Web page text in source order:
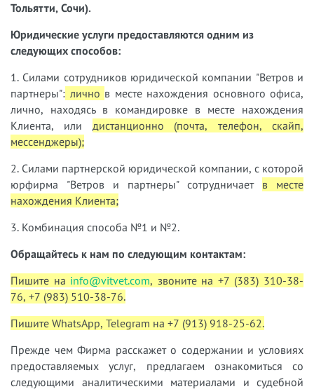
Тольятти, Сочи).
Юридические услуги предоставляются одним из
следующих способов:
1. Силами сотрудников юридической компании "Ветров и
партнеры": лично в месте нахождения основного офиса,
лично, находясь в командировке в месте нахождения
Клиента, или дистанционно (почта, телефон, скайп,
мессенджеры);
2. Силами партнерской юридической компании, с которой
юрфирма "Ветров и партнеры" сотрудничает в месте
нахождения Клиента;
3. Комбинация способа №1 и №2.
Обращайтесь к нам по следующим контактам:
Пишите на info@vitvet.com, звоните на +7 (383) 310-38-
76, +7 (983) 510-38-76.
Пишите WhatsApp, Telegram на +7 (913) 918-25-62.
Прежде чем Фирма расскажет о содержании и условиях
предоставляемых услуг, предлагаем ознакомиться со
следующими аналитическими материалами и судебной